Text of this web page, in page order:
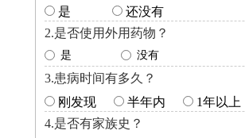
是
还没有
2.是否使用外用药物？
是 没有
3.患病时间有多久？
刚发现
半年内
1年以上
4.是否有家族史？